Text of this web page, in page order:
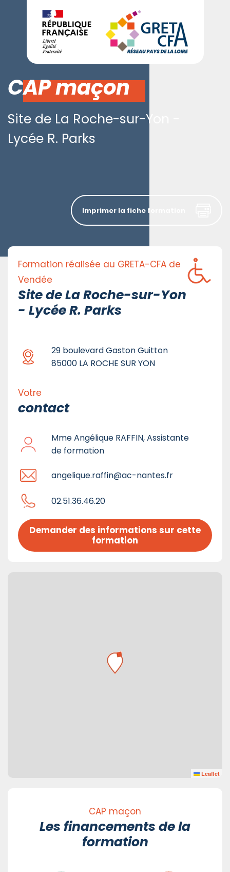
CAP maçon
Site de La Roche-sur-Yon -
Lycée R. Parks
Formation réalisée au GRETA-CFA de
Vendée
Site de La Roche-sur-Yon
- Lycée R. Parks
29 boulevard Gaston Guitton
85000 LA ROCHE SUR YON
Votre
contact
Mme Angélique RAFFIN, Assistante
de formation
angelique.raffin@ac-nantes.fr
02.51.36.46.20
Demander des informations sur cette
formation
Imprimer la fiche formation
Leaflet
CAP maçon
Les financements de la
formation